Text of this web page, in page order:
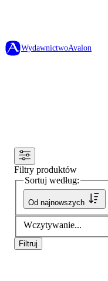
WydawnictwoAvalon
Filtry produktów
Sortuj według:
Od najnowszych
Wczytywanie...
Filtruj